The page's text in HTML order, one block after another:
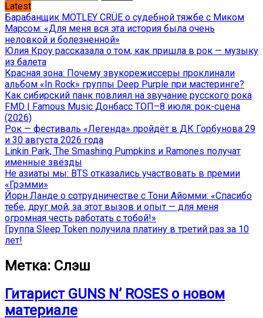
Latest
Барабанщик MÖTLEY CRÜE о судебной тяжбе с Миком
Марсом: «Для меня вся эта история была очень
неловкой и болезненной»
Юлия Кроу рассказала о том, как пришла в рок — музыку
из балета
Красная зона: Почему звукорежиссеры проклинали
альбом «In Rock» группы Deep Purple при мастеринге?
Как сибирский панк повлиял на звучание русского рока
FMD | Famous Music Донбасс ТОП–8 июля: рок-сцена
(2026)
Рок — фестиваль «Легенда» пройдёт в ДК Горбунова 29
и 30 августа 2026 года
Linkin Park, The Smashing Pumpkins и Ramones получат
именные звёзды
Не азиаты мы: BTS отказались участвовать в премии
«Грэмми»
Йорн Ланде о сотрудничестве с Тони Айомми: «Спасибо
тебе, друг мой, за этот вызов и опыт — для меня
огромная честь работать с тобой!»
Группа Sleep Token получила платину в третий раз за 10
лет!
Метка: Слэш
Гитарист GUNS N’ ROSES о новом
материале